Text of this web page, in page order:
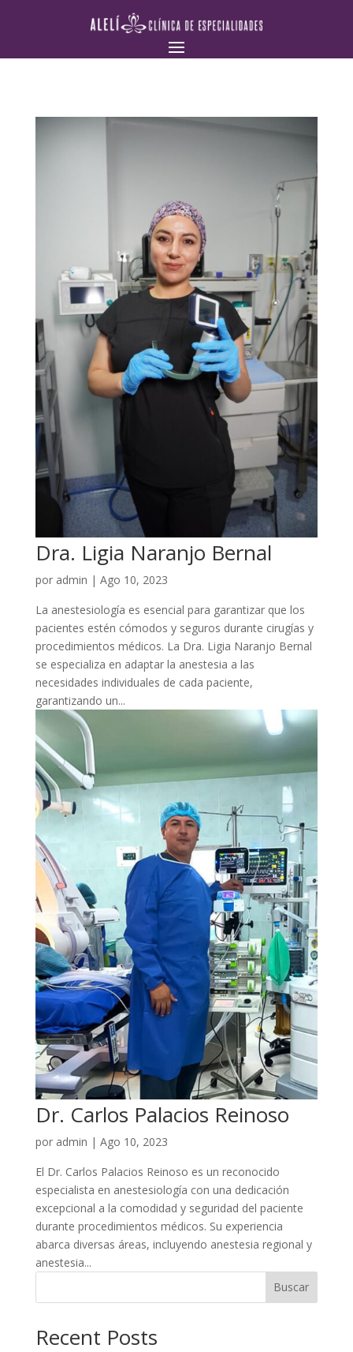
Dra. Ligia Naranjo Bernal
por admin | Ago 10, 2023
La anestesiología es esencial para garantizar que los
pacientes estén cómodos y seguros durante cirugías y
procedimientos médicos. La Dra. Ligia Naranjo Bernal
se especializa en adaptar la anestesia a las
necesidades individuales de cada paciente,
garantizando un...
Dr. Carlos Palacios Reinoso
por admin | Ago 10, 2023
El Dr. Carlos Palacios Reinoso es un reconocido
especialista en anestesiología con una dedicación
excepcional a la comodidad y seguridad del paciente
durante procedimientos médicos. Su experiencia
abarca diversas áreas, incluyendo anestesia regional y
anestesia...
Buscar
Recent Posts